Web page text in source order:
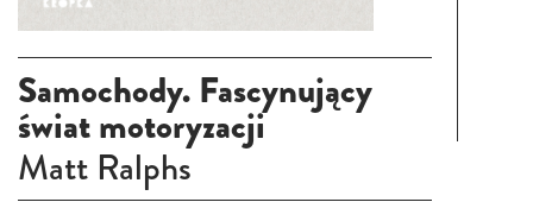
Samochody. Fascynujący
świat motoryzacji
Matt Ralphs